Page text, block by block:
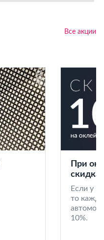
Все акции
При
скидка
Если у
то
10%.